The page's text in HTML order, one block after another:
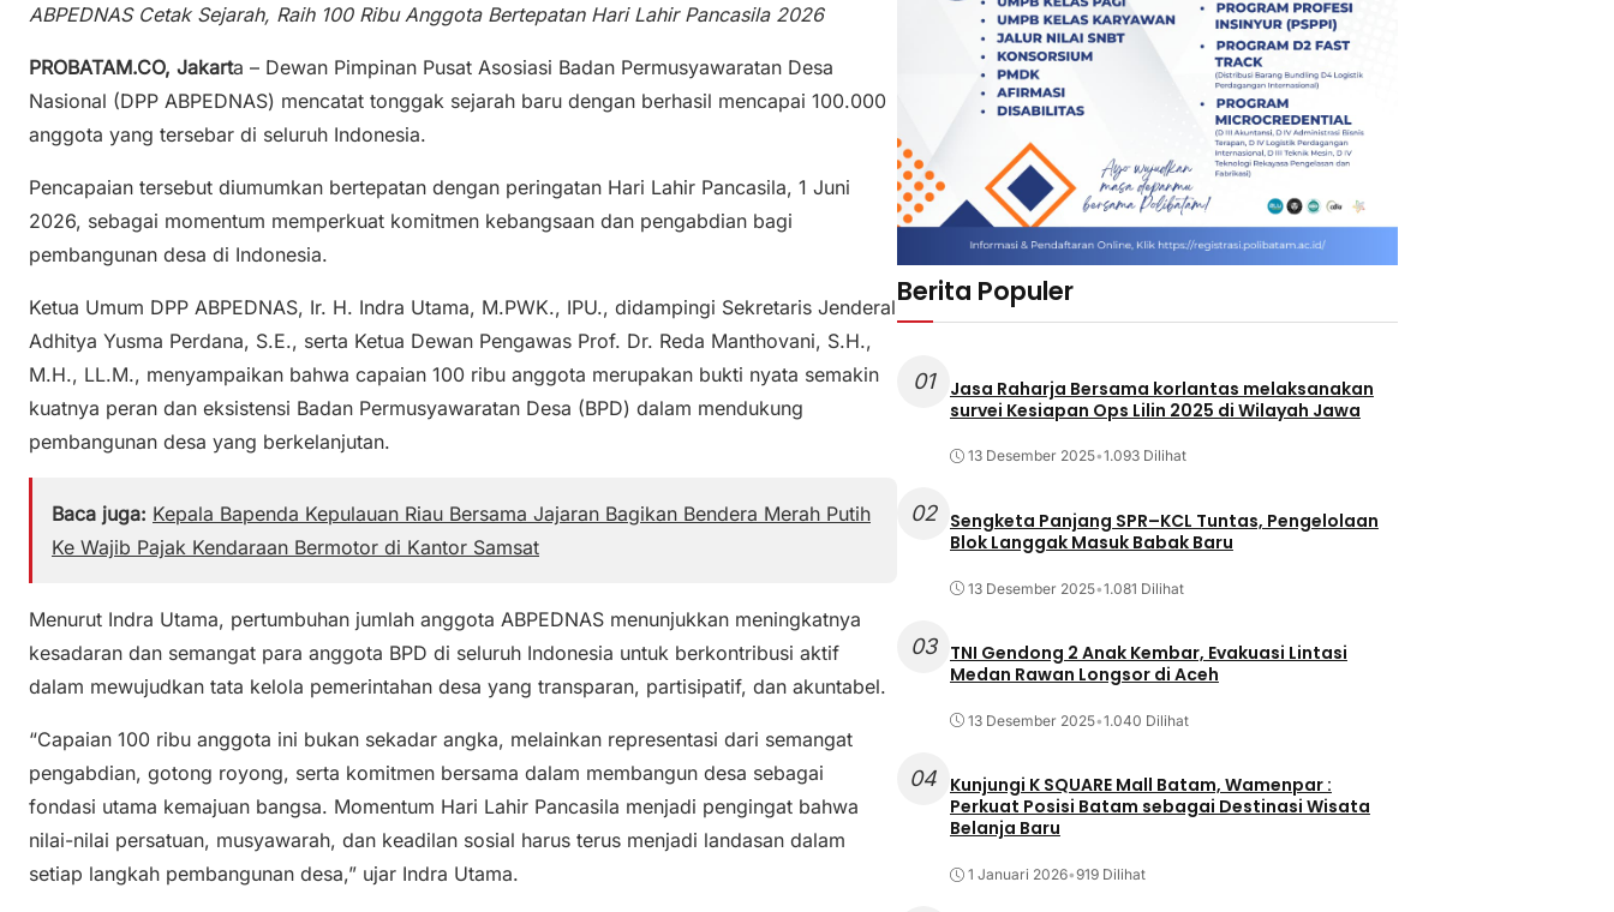
ABPEDNAS Cetak Sejarah, Raih 100 Ribu Anggota Bertepatan Hari Lahir Pancasila 2026
PROBATAM.CO, Jakarta – Dewan Pimpinan Pusat Asosiasi Badan Permusyawaratan Desa
Nasional (DPP ABPEDNAS) mencatat tonggak sejarah baru dengan berhasil mencapai 100.000
anggota yang tersebar di seluruh Indonesia.
Pencapaian tersebut diumumkan bertepatan dengan peringatan Hari Lahir Pancasila, 1 Juni
2026, sebagai momentum memperkuat komitmen kebangsaan dan pengabdian bagi
pembangunan desa di Indonesia.
Ketua Umum DPP ABPEDNAS, Ir. H. Indra Utama, M.PWK., IPU., didampingi Sekretaris Jenderal
Adhitya Yusma Perdana, S.E., serta Ketua Dewan Pengawas Prof. Dr. Reda Manthovani, S.H.,
M.H., LL.M., menyampaikan bahwa capaian 100 ribu anggota merupakan bukti nyata semakin
kuatnya peran dan eksistensi Badan Permusyawaratan Desa (BPD) dalam mendukung
pembangunan desa yang berkelanjutan.
Baca juga: Kepala Bapenda Kepulauan Riau Bersama Jajaran Bagikan Bendera Merah Putih
Ke Wajib Pajak Kendaraan Bermotor di Kantor Samsat
Menurut Indra Utama, pertumbuhan jumlah anggota ABPEDNAS menunjukkan meningkatnya
kesadaran dan semangat para anggota BPD di seluruh Indonesia untuk berkontribusi aktif
dalam mewujudkan tata kelola pemerintahan desa yang transparan, partisipatif, dan akuntabel.
“Capaian 100 ribu anggota ini bukan sekadar angka, melainkan representasi dari semangat
pengabdian, gotong royong, serta komitmen bersama dalam membangun desa sebagai
fondasi utama kemajuan bangsa. Momentum Hari Lahir Pancasila menjadi pengingat bahwa
nilai-nilai persatuan, musyawarah, dan keadilan sosial harus terus menjadi landasan dalam
setiap langkah pembangunan desa,” ujar Indra Utama.
Berita Populer
01
Jasa Raharja Bersama korlantas melaksanakan
survei Kesiapan Ops Lilin 2025 di Wilayah Jawa
13 Desember 2025•1.093 Dilihat
02
Sengketa Panjang SPR–KCL Tuntas, Pengelolaan
Blok Langgak Masuk Babak Baru
13 Desember 2025•1.081 Dilihat
03
TNI Gendong 2 Anak Kembar, Evakuasi Lintasi
Medan Rawan Longsor di Aceh
13 Desember 2025•1.040 Dilihat
04 Kunjungi K SQUARE Mall Batam, Wamenpar :
Perkuat Posisi Batam sebagai Destinasi Wisata
Belanja Baru
1 Januari 2026•919 Dilihat